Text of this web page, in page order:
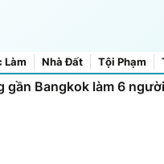
Làm Nhà Đất Tội Phạm
gần Bangkok làm 6